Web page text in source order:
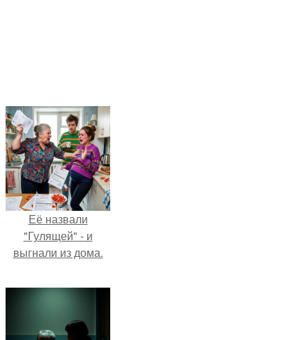
Её назвали
"Гулящей" - и
выгнали из дома.